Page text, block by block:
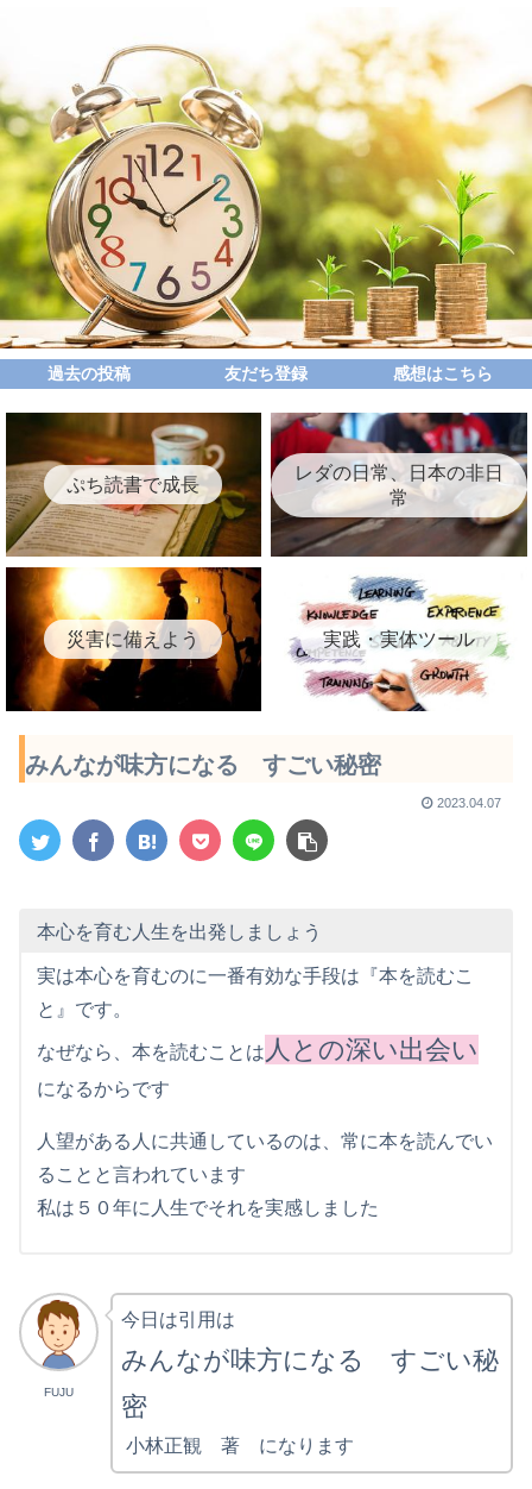
過去の投稿 友だち登録 感想はこちら
ぷち読書で成長
レダの日常、日本の非日
常
災害に備えよう 実践・実体ツール
みんなが味方になる すごい秘密
2023.04.07
本心を育む人生を出発しましょう
実は本心を育むのに一番有効な手段は『本を読むこ
と』です。
なぜなら、本を読むことは 人との深い出会い
になるからです
人望がある人に共通しているのは、常に本を読んでい
ることと言われています
私は５０年に人生でそれを実感しました
FUJU
今日は引用は
みんなが味方になる すごい秘
密
小林正観 著 になります